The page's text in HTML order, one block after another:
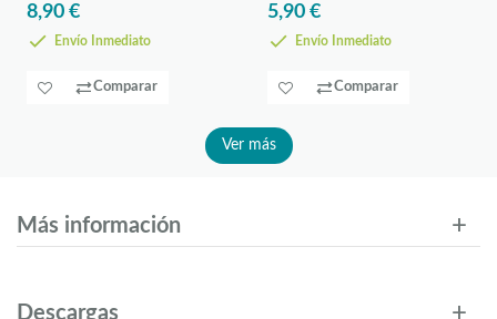
8,90 €
Envío Inmediato
Comparar
5,90 €
Envío Inmediato
Comparar
Ver más
Más información
Descargas